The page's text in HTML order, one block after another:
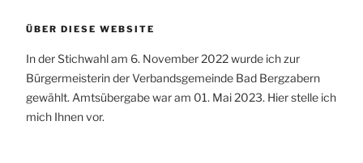
ÜBER DIESE WEBSITE
In der Stichwahl am 6. November 2022 wurde ich zur
Bürgermeisterin der Verbandsgemeinde Bad Bergzabern
gewählt. Amtsübergabe war am 01. Mai 2023. Hier stelle ich
mich Ihnen vor.